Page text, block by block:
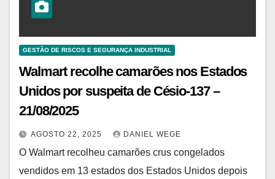
GESTÃO DE RISCOS E SEGURANÇA INDUSTRIAL
Walmart recolhe camarões nos Estados
Unidos por suspeita de Césio-137 –
21/08/2025
AGOSTO 22, 2025 DANIEL WEGE
O Walmart recolheu camarões crus congelados
vendidos em 13 estados dos Estados Unidos depois